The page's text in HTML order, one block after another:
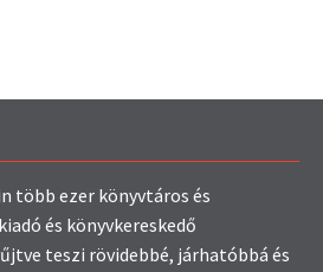
több ezer könyvtáros és
és könyvkereskedő
teszi rövidebbé, járhatóbbá és